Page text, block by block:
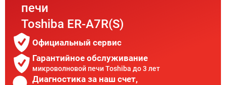
печи
Toshiba ER-A7R(S)
Официальный сервис
Гарантийное обслуживание
микроволновой печи Toshiba до 3 лет
Диагностика за наш счет,